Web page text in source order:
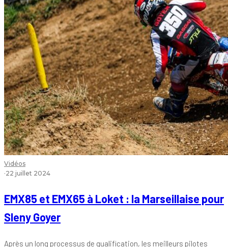
Vidéos
·22 juillet 2024
EMX85 et EMX65 à Loket : la Marseillaise pour
Sleny Goyer
Après un long processus de qualification, les meilleurs pilotes